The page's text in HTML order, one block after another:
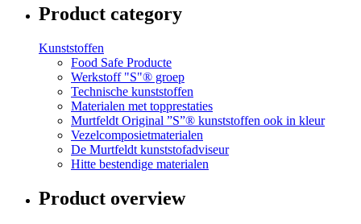
Product category
Kunststoffen
Food Safe Producte
Werkstoff "S"® groep
Technische kunststoffen
Materialen met topprestaties
Murtfeldt Original ”S”® kunststoffen ook in kleur
Vezelcomposietmaterialen
De Murtfeldt kunststofadviseur
Hitte bestendige materialen
Product overview